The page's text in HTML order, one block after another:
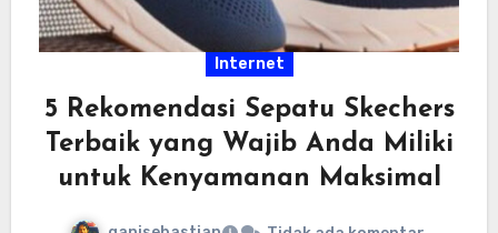
Internet
5 Rekomendasi Sepatu Skechers
Terbaik yang Wajib Anda Miliki
untuk Kenyamanan Maksimal